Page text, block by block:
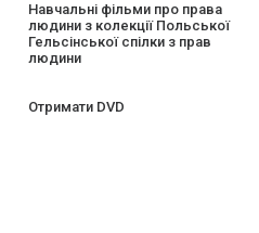
Навчальні фільми про права
людини з колекції Польської
Гельсінської спілки з прав
людини
Отримати DVD